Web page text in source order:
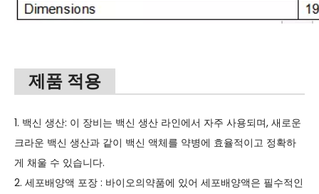
제품 적용
1. 백신 생산: 이 장비는 백신 생산 라인에서 자주 사용되며, 새로운
크라운 백신 생산과 같이 백신 액체를 약병에 효율적이고 정확하
게 채울 수 있습니다.
2. 세포배양액 포장 : 바이오의약품에 있어 세포배양액은 필수적인